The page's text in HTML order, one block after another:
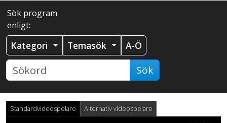
Sök program
enligt:
Kategori Temasök A-Ö
Sök
Standardvideospelare Alternativ videospelare